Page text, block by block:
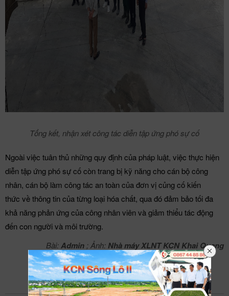
Tổng kết, nhận xét công tác diễn tập ứng phó sự cố
Ngoài việc tuân thủ những quy định của pháp luật, việc thực hiện
diễn tập ứng phó sự cố còn trang bị kỹ năng cho cán bộ công
nhân, cán bộ làm công tác an toàn của đơn vị củng cố kiến
thức về thông tin của từng loại hóa chất, qua đó đảm bảo tối đa
khả năng phản ứng của công nhân viên và giảm thiểu tác động
đến con người và môi trường.
Bài:Admin ; Ảnh:Nhà máy XLNT KCN Khai Quang